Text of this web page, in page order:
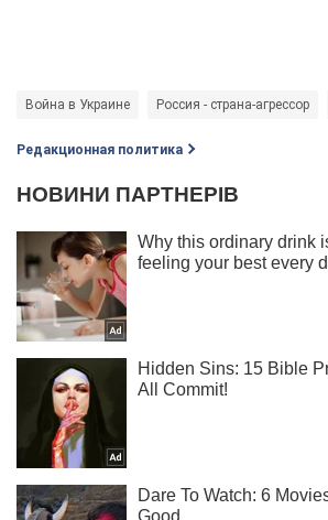
Война в Украине Россия - страна-агрессор
Редакционная политика